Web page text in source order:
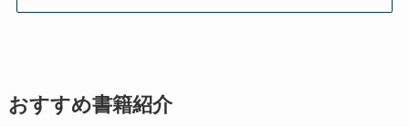
おすすめ書籍紹介